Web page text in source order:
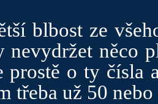
blbost ze
nevydržet něco
prostě o ty čísla
třeba už 50